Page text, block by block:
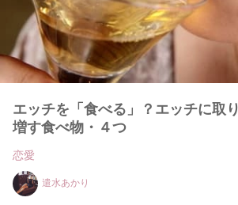
エッチを「食べる」？エッチに取
増す食べ物・４つ
恋愛
遣水あかり